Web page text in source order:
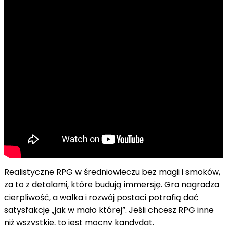
Realistyczne RPG w średniowieczu bez magii i smoków,
za to z detalami, które budują immersję. Gra nagradza
cierpliwość, a walka i rozwój postaci potrafią dać
satysfakcję „jak w mało której”. Jeśli chcesz RPG inne
niż wszystkie, to jest mocny kandydat.